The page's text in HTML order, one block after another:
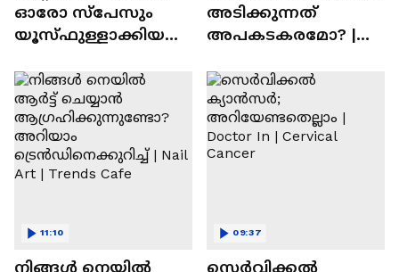
ഓരോ സ്‌പേസും
യൂസ്ഫുള്ളാക്കിയ
അടിക്കുന്നത്
അപകടകരമോ? |
നിങ്ങൾ നെയിൽ
11:10
സെർവിക്കൽ
09:37